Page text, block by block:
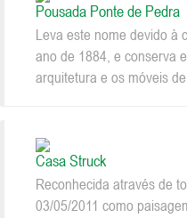
Pousada Ponte de Pedra
Leva este nome devido à
ano de 1884, e conserva
arquitetura e os móveis
Casa Struck
Reconhecida através de
03/05/2011 como